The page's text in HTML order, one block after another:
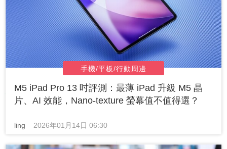
手機/平板/行動周邊
M5 iPad Pro 13 吋評測：最薄 iPad 升級 M5 晶
片、AI 效能，Nano-texture 螢幕值不值得選？
ling 2026年01月14日 06:30